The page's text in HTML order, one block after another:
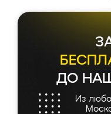
ДО
Из